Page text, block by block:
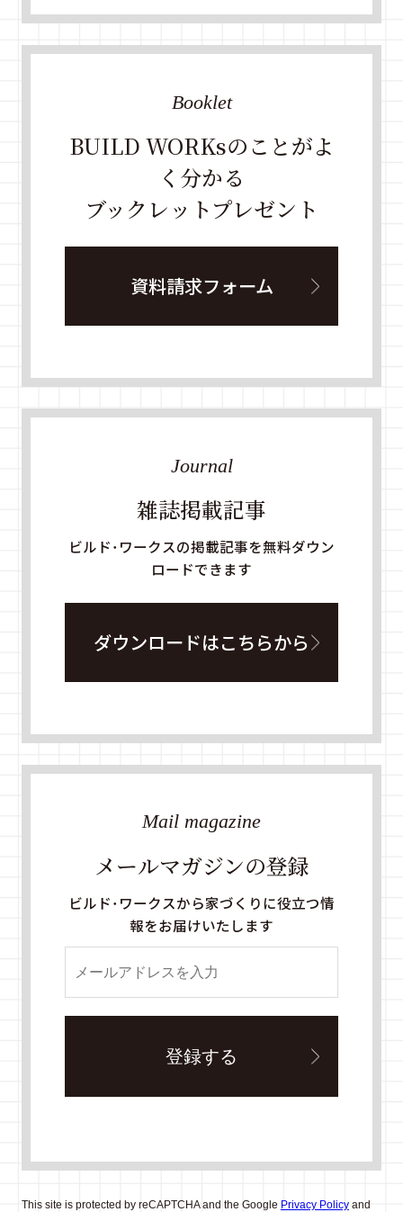
BUILD WORKsのことがよ
く分かる
ブックレットプレゼント
Booklet
資料請求フォーム
雑誌掲載記事
Journal
ビルド・ワークスの掲載記事を無料ダウン
ロードできます
ダウンロードはこちらから
メールマガジンの登録
Mail magazine
ビルド・ワークスから家づくりに役立つ情
報をお届けいたします
This site is protected by reCAPTCHA and the Google Privacy Policyand